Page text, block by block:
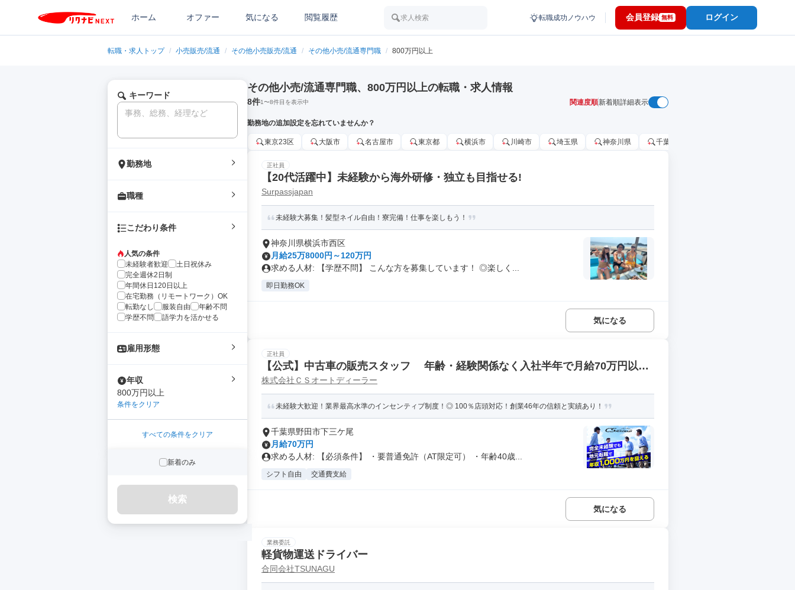
ホーム オファー 気になる 閲覧履歴 求人検索 転職成功ノウハウ 会員登録 無料 ログイン
転職・求人トップ / 小売販売/流通 / その他小売販売/流通 / その他小売/流通専門職 / 800万円以上
キーワード
勤務地
職種
こだわり条件
人気の条件
未経験者歓迎
土日祝休み
完全週休2日制
年間休日120日以上
在宅勤務（リモートワーク）OK
転勤なし
服装自由
年齢不問
学歴不問
語学力を活かせる
雇用形態
年収
800万円以上
条件をクリア
すべての条件をクリア
新着のみ
検索
その他小売/流通専門職、800万円以上の転職・求人情報
8件1〜8件目を表示中 関連度順新着順詳細表示
勤務地の追加設定を忘れていませんか？
東京23区 大阪市 名古屋市 東京都 横浜市 川崎市 埼玉県 神奈川県 千葉市
正社員
【20代活躍中】未経験から海外研修・独立も目指せる!
Surpassjapan
未経験大募集！髪型ネイル自由！寮完備！仕事を楽しもう！
神奈川県横浜市西区
月給25万8000円～120万円
求める人材: 【学歴不問】 こんな方を募集しています！ ◎楽しく...
即日勤務OK
気になる
正社員
【公式】中古車の販売スタッフ 年齢・経験関係なく入社半年で月給70万円以上
も可
株式会社ＣＳオートディーラー
未経験大歓迎！業界最高水準のインセンティブ制度！◎ 100％店頭対応！創業46年の信頼と実績あり！
千葉県野田市下三ケ尾
月給70万円
求める人材: 【必須条件】 ・要普通免許（AT限定可） ・年齢40歳...
シフト自由 交通費支給
気になる
業務委託
軽貨物運送ドライバー
合同会社TSUNAGU